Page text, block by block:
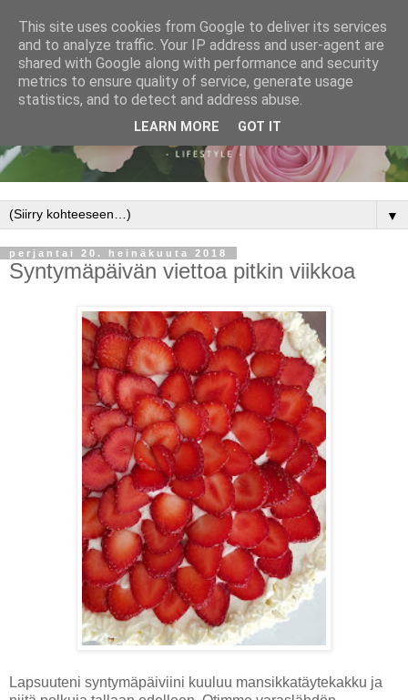
▼
perjantai 20. heinäkuuta 2018
Syntymäpäivän viettoa pitkin viikkoa
Lapsuuteni syntymäpäiviini kuuluu mansikkatäytekakku ja
This site uses cookies from Google to deliver its services
and to analyze traffic. Your IP address and user-agent are
shared with Google along with performance and security
metrics to ensure quality of service, generate usage
statistics, and to detect and address abuse.
LEARN MORE GOT IT